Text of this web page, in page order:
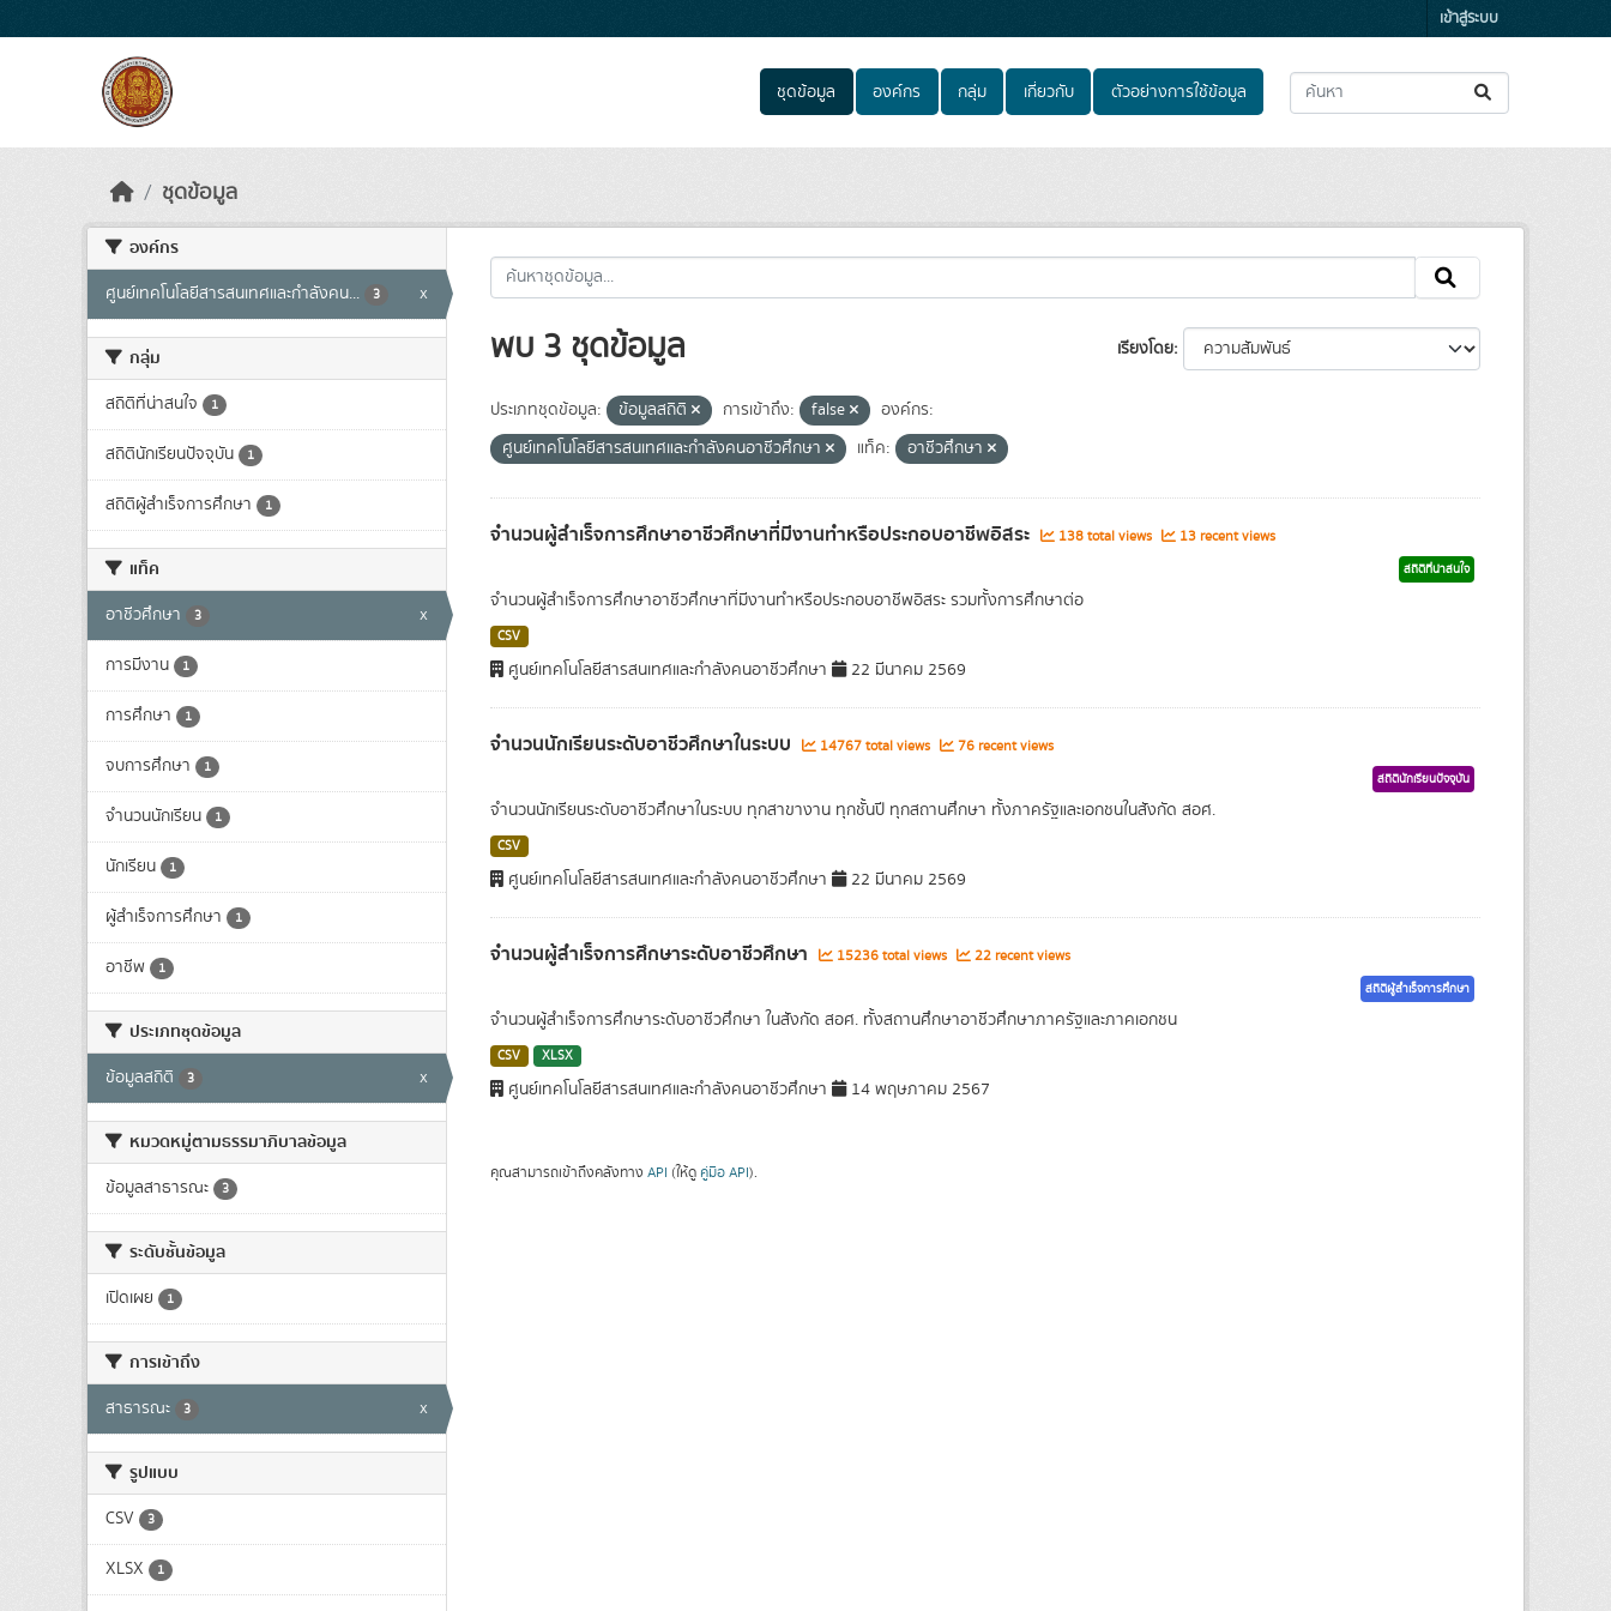
เข้าสู่ระบบ
ชุดข้อมูล องค์กร กลุ่ม เกี่ยวกับ ตัวอย่างการใช้ข้อมูล
ชุดข้อมูล
องค์กร
ศูนย์เทคโนโลยีสารสนเทศและกำลังคน... 3 x
กลุ่ม
สถิติที่น่าสนใจ 1
สถิตินักเรียนปัจจุบัน 1
สถิติผู้สำเร็จการศึกษา 1
แท็ค
อาชีวศึกษา 3 x
การมีงาน 1
การศึกษา 1
จบการศึกษา 1
จำนวนนักเรียน 1
นักเรียน 1
ผู้สำเร็จการศึกษา 1
อาชีพ 1
ประเภทชุดข้อมูล
ข้อมูลสถิติ 3 x
หมวดหมู่ตามธรรมาภิบาลข้อมูล
ข้อมูลสาธารณะ 3
ระดับชั้นข้อมูล
เปิดเผย 1
การเข้าถึง
สาธารณะ 3 x
รูปแบบ
CSV 3
XLSX 1
เรียงโดย
พบ 3 ชุดข้อมูล
ประเภทชุดข้อมูล: ข้อมูลสถิติ การเข้าถึง: false
องค์กร:
ศูนย์เทคโนโลยีสารสนเทศและกำลังคนอาชีวศึกษา
แท็ค: อาชีวศึกษา
จำนวนผู้สำเร็จการศึกษาอาชีวศึกษาที่มีงานทำหรือประกอบอาชีพอิสระ 138 total views 13 recent views
สถิติที่น่าสนใจ
จำนวนผู้สำเร็จการศึกษาอาชีวศึกษาที่มีงานทำหรือประกอบอาชีพอิสระ รวมทั้งการศึกษาต่อ
CSV
ศูนย์เทคโนโลยีสารสนเทศและกำลังคนอาชีวศึกษา 22 มีนาคม 2569
จำนวนนักเรียนระดับอาชีวศึกษาในระบบ 14767 total views 76 recent views
สถิตินักเรียนปัจจุบัน
จำนวนนักเรียนระดับอาชีวศึกษาในระบบ ทุกสาขางาน ทุกชั้นปี ทุกสถานศึกษา ทั้งภาครัฐและเอกชนในสังกัด สอศ.
CSV
ศูนย์เทคโนโลยีสารสนเทศและกำลังคนอาชีวศึกษา 22 มีนาคม 2569
จำนวนผู้สำเร็จการศึกษาระดับอาชีวศึกษา 15236 total views 22 recent views
สถิติผู้สำเร็จการศึกษา
จำนวนผู้สำเร็จการศึกษาระดับอาชีวศึกษา ในสังกัด สอศ. ทั้งสถานศึกษาอาชีวศึกษาภาครัฐและภาคเอกชน
CSV XLSX
ศูนย์เทคโนโลยีสารสนเทศและกำลังคนอาชีวศึกษา 14 พฤษภาคม 2567
คุณสามารถเข้าถึงคลังทาง API (ให้ดู คู่มือ API).